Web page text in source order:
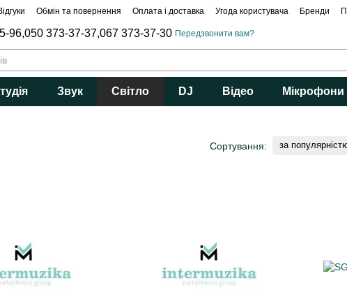
Обмін та повернення Оплата і доставка Угода користувача Бренди
96,050 373-37-37,067 373-37-30 Передзвонити вам?
Звук Світло DJ Відео Мікрофони
Сортування: за